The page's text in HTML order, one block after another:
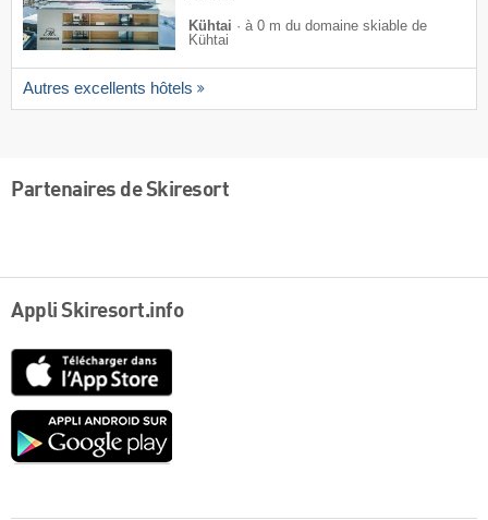
Kühtai · à 0 m du domaine skiable de
Kühtai
Autres excellents hôtels
Partenaires de Skiresort
Appli Skiresort.info
Google